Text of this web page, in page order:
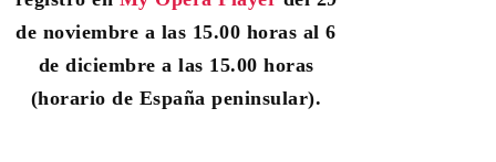
de noviembre a las 15.00 horas al 6
de diciembre a las 15.00 horas
(horario de España peninsular).